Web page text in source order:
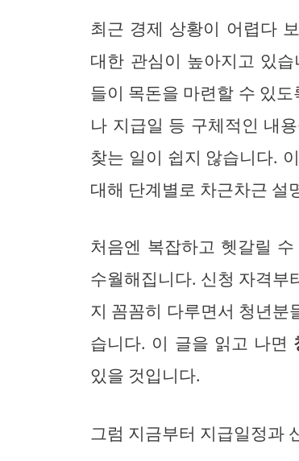
최근 경제 상황이 어렵다
대한 관심이 높아지고 있
들이 목돈을 마련할 수 있
나 지급일 등 구체적인 내
찾는 일이 쉽지 않습니다.
대해 단계별로 차근차근 설
처음엔 복잡하고 헷갈릴
수월해집니다. 신청 자격부
지 꼼꼼히 다루면서 청년분
습니다. 이 글을 읽고 나면
있을 것입니다.
그럼 지금부터 지급일정과